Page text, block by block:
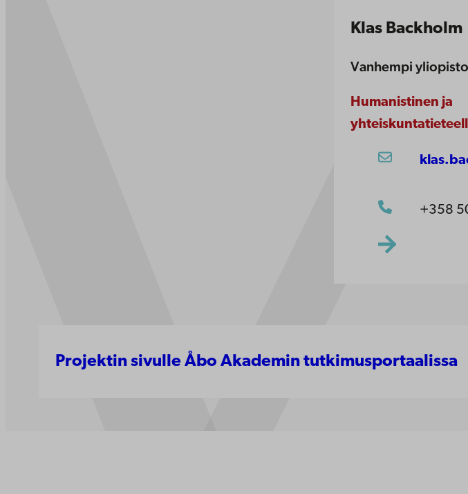
Klas Backholm
Vanhempi
Humanistinen ja
+358
Projektin sivulle Åbo Akademin tutkimusportaalissa